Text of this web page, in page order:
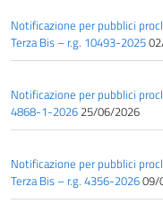
Notificazione per pubblici
Terza Bis – r.g. 10493-2025
Notificazione per pubblici
4868-1-2026 25/06/2026
Notificazione per pubblici
Terza Bis – r.g. 4356-202609/